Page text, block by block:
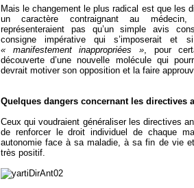
Mais le changement le plus radical est que les
un caractère contraignant au médecin,
représenteraient pas qu’un simple avis
consigne impérative qui s’imposerait et
« manifestement inappropriées », pour
découverte d’une nouvelle molécule qui
devrait motiver son opposition et la faire
Quelques dangers concernant les directives
Ceux qui voudraient généraliser les directives
de renforcer le droit individuel de chaque
autonomie face à sa maladie, à sa fin de vie
très positif.